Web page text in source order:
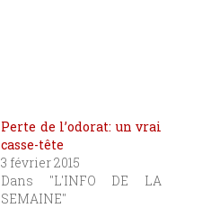
Perte de l’odorat: un vrai
casse-tête
3 février 2015
Dans "L'INFO DE LA
SEMAINE"